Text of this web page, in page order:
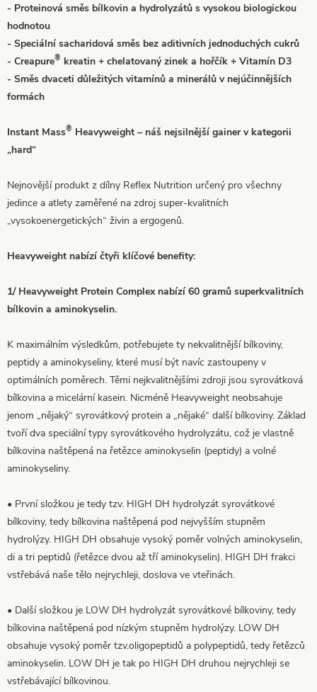
- Proteinová směs bílkovin a hydrolyzátů s vysokou biologickou
hodnotou
- Speciální sacharidová směs bez aditivních jednoduchých cukrů
- Creapure® kreatin + chelatovaný zinek a hořčík + Vitamín D3
- Směs dvaceti důležitých vitamínů a minerálů v nejúčinnějších
formách
Instant Mass® Heavyweight – náš nejsilnější gainer v kategorii
„hard“
Nejnovější produkt z dílny Reflex Nutrition určený pro všechny
jedince a atlety zaměřené na zdroj super-kvalitních
„vysokoenergetických“ živin a ergogenů.
Heavyweight nabízí čtyři klíčové benefity:
1/ Heavyweight Protein Complex nabízí 60 gramů superkvalitních
bílkovin a aminokyselin.
K maximálním výsledkům, potřebujete ty nekvalitnější bílkoviny,
peptidy a aminokyseliny, které musí být navíc zastoupeny v
optimálních poměrech. Těmi nejkvalitnějšími zdroji jsou syrovátková
bílkovina a micelární kasein. Nicméně Heavyweight neobsahuje
jenom „nějaký“ syrovátkový protein a „nějaké“ další bílkoviny. Základ
tvoří dva speciální typy syrovátkového hydrolyzátu, což je vlastně
bílkovina naštěpená na řetězce aminokyselin (peptidy) a volné
aminokyseliny.
• První složkou je tedy tzv. HIGH DH hydrolyzát syrovátkové
bílkoviny, tedy bílkovina naštěpená pod nejvyšším stupněm
hydrolýzy. HIGH DH obsahuje vysoký poměr volných aminokyselin,
di a tri peptidů (řetězce dvou až tří aminokyselin). HIGH DH frakci
vstřebává naše tělo nejrychleji, doslova ve vteřinách.
• Další složkou je LOW DH hydrolyzát syrovátkové bílkoviny, tedy
bílkovina naštěpená pod nízkým stupněm hydrolýzy. LOW DH
obsahuje vysoký poměr tzv.oligopeptidů a polypeptidů, tedy řetězců
aminokyselin. LOW DH je tak po HIGH DH druhou nejrychleji se
vstřebávající bílkovinou.